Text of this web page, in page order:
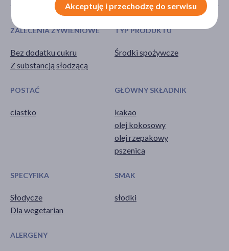
ZALECENIA ŻYWIENIOWE
Bez dodatku cukru
Z substancją słodzącą
TYP PRODUKTU
Środki spożywcze
POSTAĆ
ciastko
GŁÓWNY SKŁADNIK
kakao
olej kokosowy
olej rzepakowy
pszenica
SPECYFIKA
Słodycze
Dla wegetarian
SMAK
słodki
ALERGENY
Akceptuję i przechodzę do serwisu